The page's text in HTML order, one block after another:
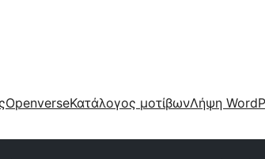
OpenverseΚατάλογος μοτίβωνΛήψη